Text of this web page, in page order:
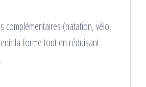
complémentaires (natation, vélo,
la forme tout en réduisant